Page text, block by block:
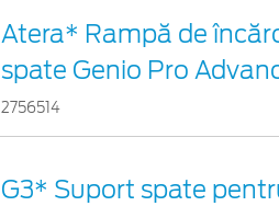
Atera* Rampă de
spate Genio Pro
2756514
G3* Suport spate